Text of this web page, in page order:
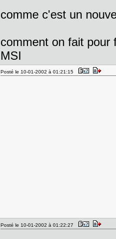
comme c'est un
comment on fait pour
MSI
Posté le 10-01-2002 à 01:21:15
Posté le 10-01-2002 à 01:22:27